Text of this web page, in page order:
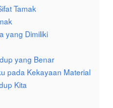
Tamak
yang Dimiliki
yang Benar
pada Kekayaan Material
Kita